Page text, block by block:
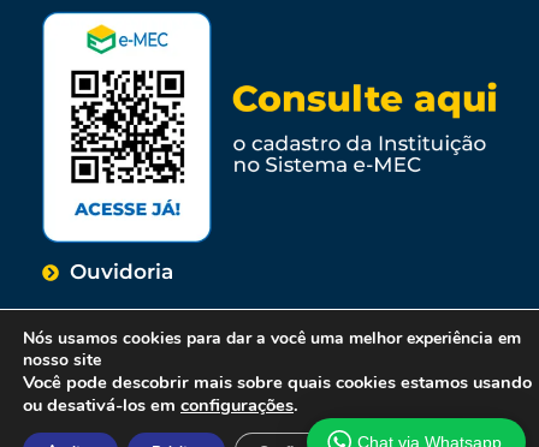
Ouvidoria
©2025 Todos os Direitos Reservados.
Desenvolvido por
Nós usamos cookies para dar a você uma melhor experiência em
nosso site
Você pode descobrir mais sobre quais cookies estamos usando
ou desativá-los em configurações.
Chat via Whatsapp